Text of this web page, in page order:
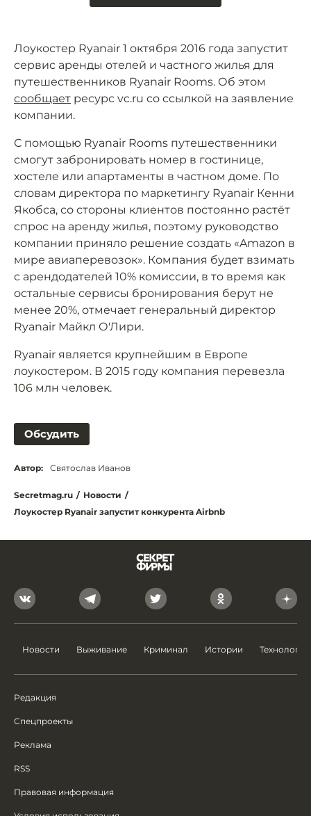
Лоукостер Ryanair 1 октября 2016 года запустит
сервис аренды отелей и частного жилья для
путешественников Ryanair Rooms. Об этом
сообщает ресурс vc.ru со ссылкой на заявление
компании.
С помощью Ryanair Rooms путешественники
смогут забронировать номер в гостинице,
хостеле или апартаменты в частном доме. По
словам директора по маркетингу Ryanair Кенни
Якобса, со стороны клиентов постоянно растёт
спрос на аренду жилья, поэтому руководство
компании приняло решение создать «Amazon в
мире авиаперевозок». Компания будет взимать
с арендодателей 10% комиссии, в то время как
остальные сервисы бронирования берут не
менее 20%, отмечает генеральный директор
Ryanair Майкл О'Лири.
Ryanair является крупнейшим в Европе
лоукостером. В 2015 году компания перевезла
106 млн человек.
Обсудить
Автор: Святослав Иванов
Secretmag.ru / Новости /
Лоукостер Ryanair запустит конкурента Airbnb
Новости Выживание Криминал Истории Технологии
Редакция
Спецпроекты
Реклама
RSS
Правовая информация